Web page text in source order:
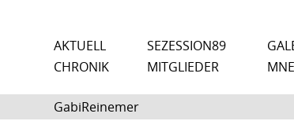
AKTUELL SEZESSION89
CHRONIK
MITGLIEDER
GabiReinemer